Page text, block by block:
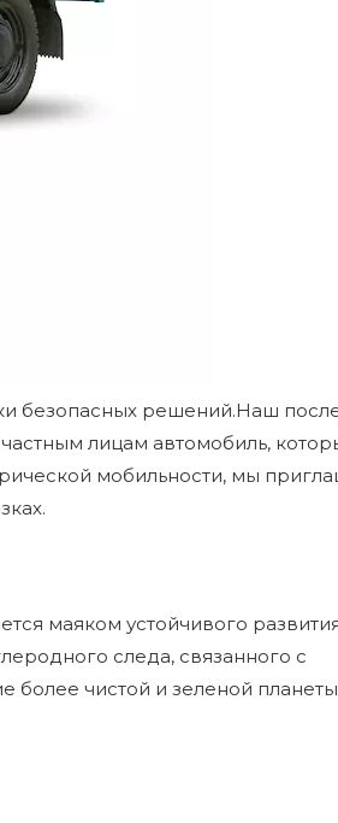
безопасных решений.Наш
лицам автомобиль,
мобильности, мы
маяком устойчивого
следа, связанного с
более чистой и зеленой